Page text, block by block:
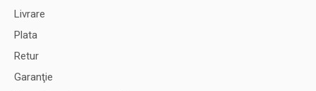
Livrare
Plata
Retur
Garanţie